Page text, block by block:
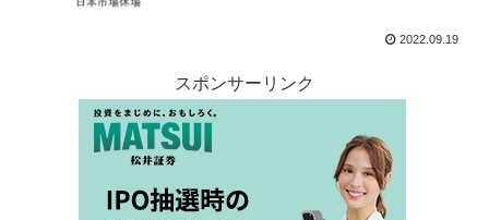
2022.09.19
スポンサーリンク